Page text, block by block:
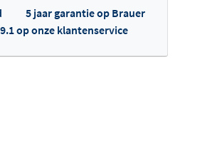
5 jaar garantie op Brauer
op onze klantenservice